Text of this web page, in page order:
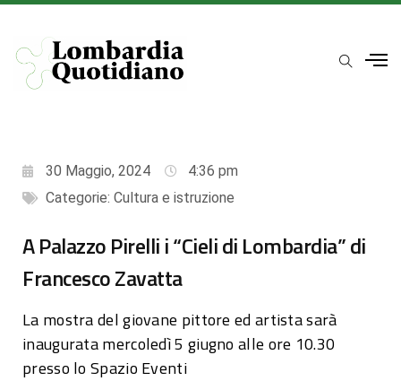
30 Maggio, 2024
4:36 pm
Categorie: Cultura e istruzione
A Palazzo Pirelli i “Cieli di Lombardia” di
Francesco Zavatta
La mostra del giovane pittore ed artista sarà
inaugurata mercoledì 5 giugno alle ore 10.30
presso lo Spazio Eventi